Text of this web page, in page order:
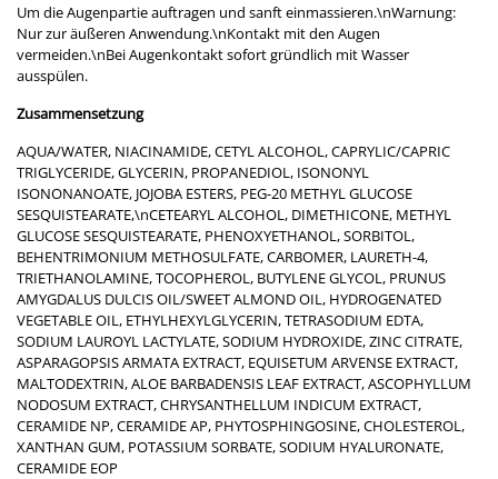
Um die Augenpartie auftragen und sanft einmassieren.\nWarnung:
Nur zur äußeren Anwendung.\nKontakt mit den Augen
vermeiden.\nBei Augenkontakt sofort gründlich mit Wasser
ausspülen.
Zusammensetzung
AQUA/WATER, NIACINAMIDE, CETYL ALCOHOL, CAPRYLIC/CAPRIC
TRIGLYCERIDE, GLYCERIN, PROPANEDIOL, ISONONYL
ISONONANOATE, JOJOBA ESTERS, PEG-20 METHYL GLUCOSE
SESQUISTEARATE,\nCETEARYL ALCOHOL, DIMETHICONE, METHYL
GLUCOSE SESQUISTEARATE, PHENOXYETHANOL, SORBITOL,
BEHENTRIMONIUM METHOSULFATE, CARBOMER, LAURETH-4,
TRIETHANOLAMINE, TOCOPHEROL, BUTYLENE GLYCOL, PRUNUS
AMYGDALUS DULCIS OIL/SWEET ALMOND OIL, HYDROGENATED
VEGETABLE OIL, ETHYLHEXYLGLYCERIN, TETRASODIUM EDTA,
SODIUM LAUROYL LACTYLATE, SODIUM HYDROXIDE, ZINC CITRATE,
ASPARAGOPSIS ARMATA EXTRACT, EQUISETUM ARVENSE EXTRACT,
MALTODEXTRIN, ALOE BARBADENSIS LEAF EXTRACT, ASCOPHYLLUM
NODOSUM EXTRACT, CHRYSANTHELLUM INDICUM EXTRACT,
CERAMIDE NP, CERAMIDE AP, PHYTOSPHINGOSINE, CHOLESTEROL,
XANTHAN GUM, POTASSIUM SORBATE, SODIUM HYALURONATE,
CERAMIDE EOP